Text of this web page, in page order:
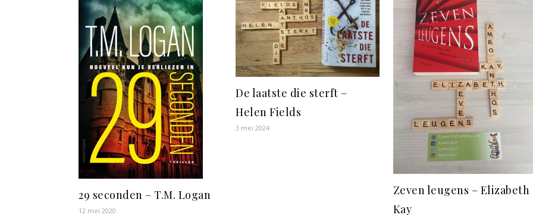
29 seconden – T.M. Logan
12 mei 2020
De laatste die sterft –
Helen Fields
3 mei 2024
Zeven leugens – Elizabeth
Kay